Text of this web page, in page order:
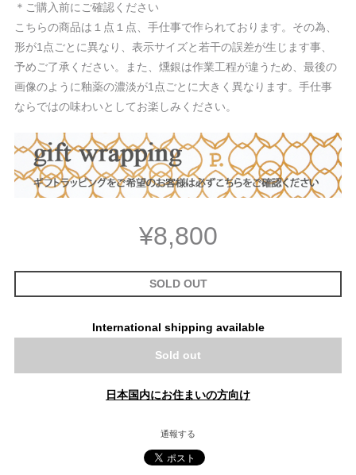
＊ご購入前にご確認ください
こちらの商品は１点１点、手仕事で作られております。その為、
形が1点ごとに異なり、表示サイズと若干の誤差が生じます事、
予めご了承ください。また、燻銀は作業工程が違うため、最後の
画像のように釉薬の濃淡が1点ごとに大きく異なります。手仕事
ならではの味わいとしてお楽しみください。
¥8,800
SOLD OUT
International shipping available
Sold out
日本国内にお住まいの方向け
通報する